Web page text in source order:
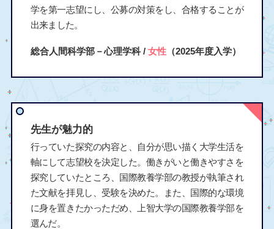
学を第一志望にし、公募の対策をし、合格することが
出来ました。
総合人間科学部－心理学科 / 女性（2025年度入学）
先生が魅力的
行っていた探究の内容と、自分が思い描く大学生活を
軸にして志望校を決定した。働きがいと働きやすさを
探究していたところ、国際教養学部の教授が執筆され
た文献を拝見し、受験を決めた。また、国際的な環境
に身を置きたかっただめ、上智大学の国際教養学部を
選んだ。